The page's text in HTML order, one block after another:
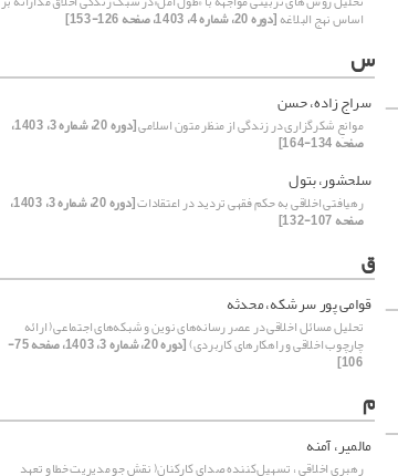
اساس نهج البلاغه[دوره 20، شماره 4، 1403، صفحه 126-153]
س
سراج زاده، حسن
موانعِ شکرگزاری در زندگی از منظر متون اسلامی [دوره 20، شماره 3، 1403،
صفحه 134-164]
سلحشور، بتول
رهیافتی اخلاقی به حکم فقهی تردید در اعتقادات [دوره 20، شماره 3، 1403،
صفحه 107-132]
ق
قوامی پور سرشکه، محدثه
تحلیل مسائل اخلاقی در عصر رسانه‌های نوین و شبکه‌های اجتماعی( ارائه
چارچوب اخلاقی و راهکارهای کاربردی) [دوره 20، شماره 3، 1403، صفحه 75-
106]
م
مالمیر، آمنه
رهبری اخلاقی ، تسهیل‌کننده صدای کارکنان( نقش جو مدیریت خطا و تعهد